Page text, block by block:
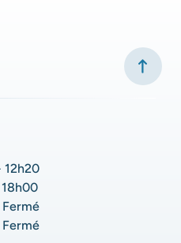
12h20
Fermé
Fermé